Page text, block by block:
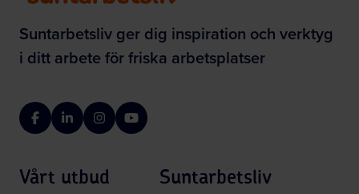
Suntarbetsliv ger dig inspiration och verktyg
i ditt arbete för friska arbetsplatser
FacebookLinkedInInstagramYouTube
Vårt utbud Suntarbetsliv